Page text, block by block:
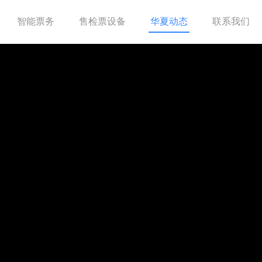
智能票务 售检票设备 华夏动态 联系我们